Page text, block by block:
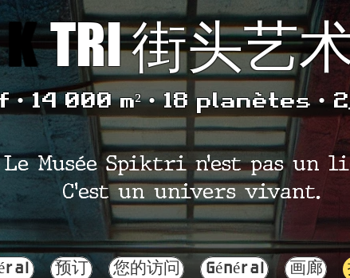
KTRI 街头艺
• 14 000 m² • 18 planètes
Le Musée Spiktri n’est pas un
C’est un univers vivant.
预订 您的访问 Général 画廊